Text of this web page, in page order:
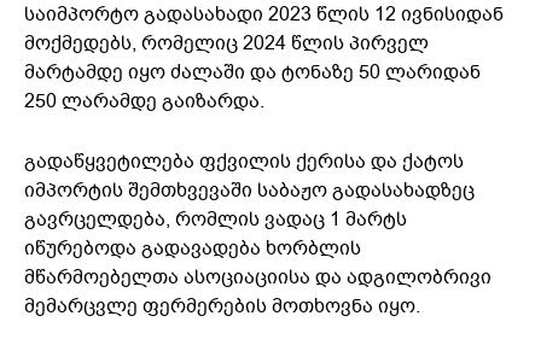
საიმპორტო გადასახადი 2023 წლის 12 ივნისიდან
მოქმედებს, რომელიც 2024 წლის პირველ
მარტამდე იყო ძალაში და ტონაზე 50 ლარიდან
250 ლარამდე გაიზარდა.
გადაწყვეტილება ფქვილის ქერისა და ქატოს
იმპორტის შემთხვევაში საბაჟო გადასახადზეც
გავრცელდება, რომლის ვადაც 1 მარტს
იწურებოდა გადავადება ხორბლის
მწარმოებელთა ასოციაციისა და ადგილობრივი
მემარცვლე ფერმერების მოთხოვნა იყო.